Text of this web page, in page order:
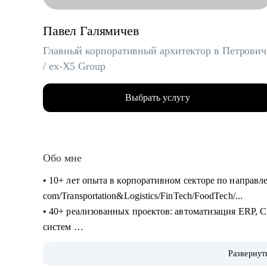
Павел Галямичев
Главный корпоративный архитектор в Петрович
/ ex-X5 Group
Выбрать услугу
Обо мне
• 10+ лет опыта в корпоративном секторе по
com/Transportation&Logistics/FinTech/FoodTech/...
• 40+ реализованных проектов: автоматизация
систем
• 400+ собеседований проведенных для того, чтобы